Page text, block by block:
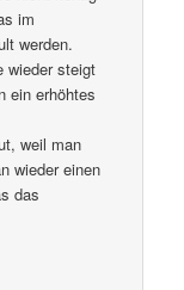
im
werden.
wieder steigt
ein erhöhtes
weil man
wieder einen
das